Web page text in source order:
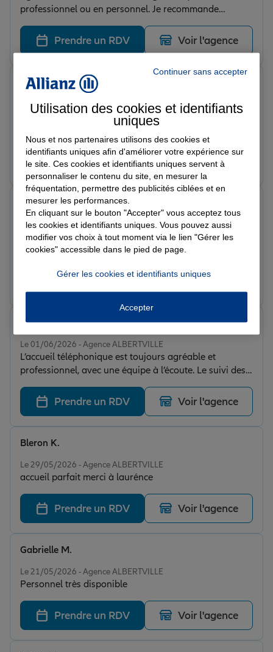
professionnel ou en personnel. Je recommande
fortement. Je remercie Laurence et Inès pour leurs
gentillesse et leurs bonne humeurs
Prendre un RDV Voir l'agence
Le 02/06/2026 - Agence ALBERTVILLE
Très bon échange et personne à l'écoute de mes
Ostiane V.
Prendre un RDV Voir l'agence
Note de 5 sur 5
Le 02/06/2026 - Agence ALBERTVILLE
Super sympa nous sommes sourd muet tres bon
accueil et adaptabilite
Jch P.
Prendre un RDV Voir l'agence
Note de 5 sur 5
Le 01/06/2026 - Agence ALBERTVILLE
L’accueil téléphonique est toujours agréable et
professionnel, avec une équipe à l’écoute. Le suivi des
dossiers est sérieux, réactif et efficace. On se sent bien
accompagné du début à la fin. Je recommande sans
hésitation !
M V.
Prendre un RDV Voir l'agence
Le 29/05/2026 - Agence ALBERTVILLE
accueil parfait merci à laurénce
Bleron K.
Prendre un RDV Voir l'agence
Le 21/05/2026 - Agence ALBERTVILLE
Personnel très disponible
Gabrielle M.
Prendre un RDV Voir l'agence
Continuer sans accepter
Utilisation des cookies et identifiants
uniques
Nous et nos partenaires utilisons des cookies et
identifiants uniques afin d'améliorer votre expérience sur
le site. Ces cookies et identifiants uniques servent à
personnaliser le contenu du site, en mesurer la
fréquentation, permettre des publicités ciblées et en
mesurer les performances.
En cliquant sur le bouton "Accepter" vous acceptez tous
les cookies et identifiants uniques. Vous pouvez aussi
modifier vos choix à tout moment via le lien "Gérer les
cookies" accessible dans le pied de page.
Gérer les cookies et identifiants uniques
Accepter